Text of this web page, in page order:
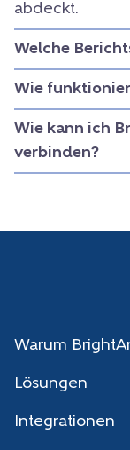
abdeckt.
Welche
Wie
Wie kann ich
verbinden?
Warum
Lösungen
Integrationen